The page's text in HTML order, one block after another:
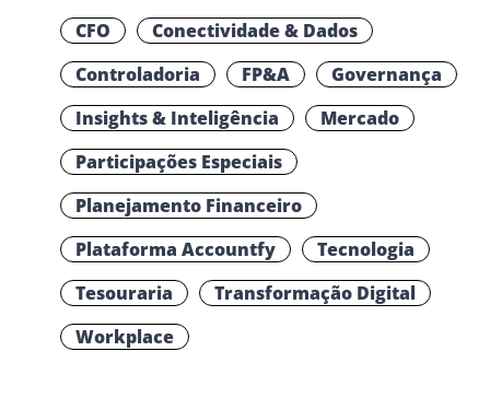
CFO
Conectividade & Dados
Controladoria
FP&A
Governança
Insights & Inteligência
Mercado
Participações Especiais
Planejamento Financeiro
Plataforma Accountfy
Tecnologia
Tesouraria
Transformação Digital
Workplace